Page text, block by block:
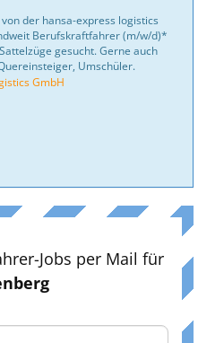
der hansa-express logistics
Berufskraftfahrer (m/w/d)*
gesucht. Gerne auch
Umschüler.
GmbH
Jobs per Mail für